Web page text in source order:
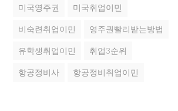
미국영주권 미국취업이민
비숙련취업이민 영주권빨리받는방법
유학생취업이민 취업3순위
항공정비사 항공정비취업이민